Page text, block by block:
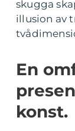
skugga
illusion av
En
konst.